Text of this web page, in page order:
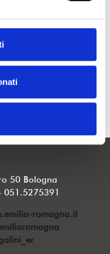
?
50 Bologna
051.5275391
romagna.it